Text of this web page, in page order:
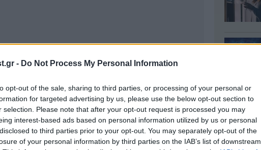
- Do Not Process My Personal Information
opt-out of the sale, sharing to third parties, or processing of your personal or
for targeted advertising by us, please use the below opt-out section to
selection. Please note that after your opt-out request is processed you may
interest-based ads based on personal information utilized by us or personal
to third parties prior to your opt-out. You may separately opt-out of the
of your personal information by third parties on the IAB’s list of downstream
εμφάνιση τους ήταν στα μέσα Ιουνίου στη